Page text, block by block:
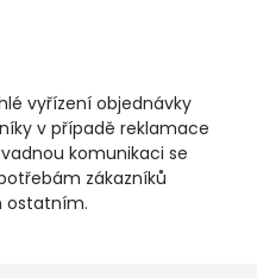
vyřízení objednávky
v případě reklamace
komunikaci se
zákazníků
ostatním.